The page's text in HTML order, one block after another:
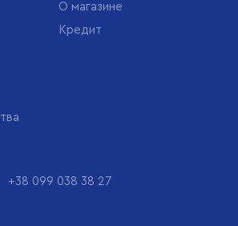
О магазине
Кредит
+38 099 038 38 27